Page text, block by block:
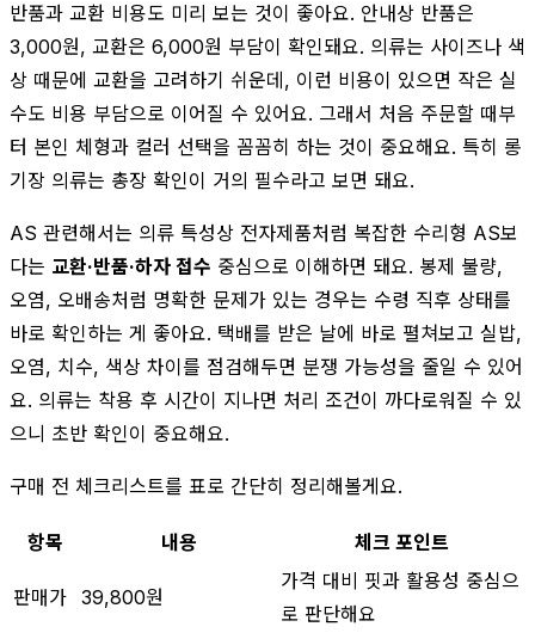
반품과 교환 비용도 미리 보는 것이 좋아요. 안내상 반품은
3,000원, 교환은 6,000원 부담이 확인돼요. 의류는 사이즈나 색
상 때문에 교환을 고려하기 쉬운데, 이런 비용이 있으면 작은 실
수도 비용 부담으로 이어질 수 있어요. 그래서 처음 주문할 때부
터 본인 체형과 컬러 선택을 꼼꼼히 하는 것이 중요해요. 특히 롱
기장 의류는 총장 확인이 거의 필수라고 보면 돼요.
AS 관련해서는 의류 특성상 전자제품처럼 복잡한 수리형 AS보
다는 교환·반품·하자 접수 중심으로 이해하면 돼요. 봉제 불량,
오염, 오배송처럼 명확한 문제가 있는 경우는 수령 직후 상태를
바로 확인하는 게 좋아요. 택배를 받은 날에 바로 펼쳐보고 실밥,
오염, 치수, 색상 차이를 점검해두면 분쟁 가능성을 줄일 수 있어
요. 의류는 착용 후 시간이 지나면 처리 조건이 까다로워질 수 있
으니 초반 확인이 중요해요.
구매 전 체크리스트를 표로 간단히 정리해볼게요.
항목 내용 체크 포인트
판매가 39,800원
가격 대비 핏과 활용성 중심으
로 판단해요